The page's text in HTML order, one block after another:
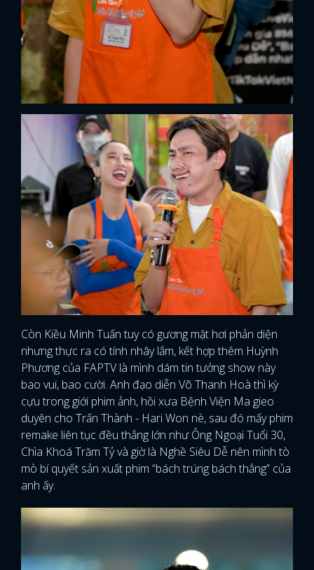
FACEBOOK GOOGLE
Còn Kiều Minh Tuấn tuy có gương mặt hơi phản diện
nhưng thực ra có tính nhây lắm, kết hợp thêm Huỳnh
Phương của FAPTV là mình dám tin tưởng show này
bao vui, bao cười. Anh đạo diễn Võ Thanh Hoà thì kỳ
cựu trong giới phim ảnh, hồi xưa Bệnh Viện Ma gieo
duyên cho Trấn Thành - Hari Won nè, sau đó mấy phim
remake liên tục đều thắng lớn như Ông Ngoại Tuổi 30,
Chìa Khoá Trăm Tỷ và giờ là Nghề Siêu Dễ nên mình tò
mò bí quyết sản xuất phim “bách trúng bách thắng” của
anh ấy.